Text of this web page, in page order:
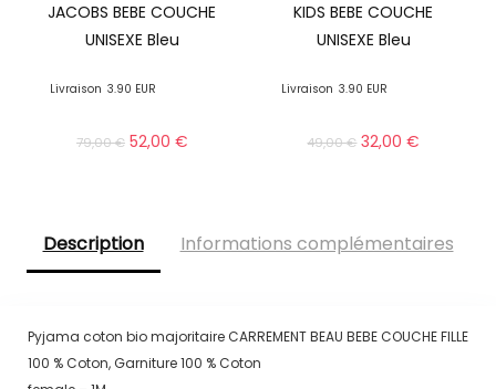
JACOBS BEBE COUCHE
UNISEXE Bleu
Livraison 3.90 EUR
79,00€ 52,00 €
KIDS BEBE COUCHE
UNISEXE Bleu
Livraison 3.90 EUR
49,00€ 32,00€
Description Informations complémentaires
Pyjama coton bio majoritaire CARREMENT BEAU BEBE COUCHE FILLE
100 % Coton, Garniture 100 % Coton